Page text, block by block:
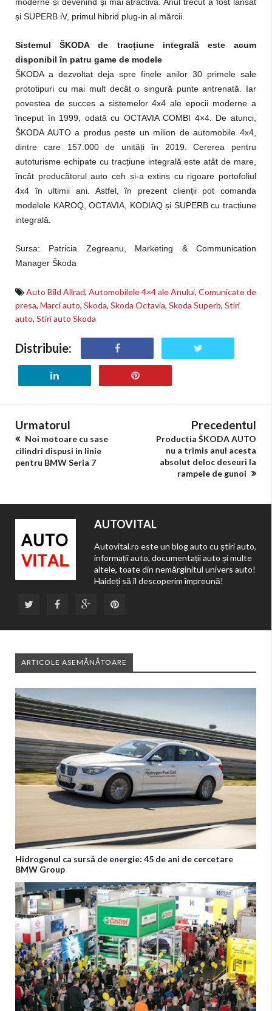
și SUPERB iV, primul hibrid plug-in al mărcii.
Sistemul ŠKODA de tracțiune integrală este acum
disponibil în patru game de modele
ŠKODA a dezvoltat deja spre finele anilor 30 primele sale
prototipuri cu mai mult decât o singură punte antrenată. Iar
povestea de succes a sistemelor 4x4 ale epocii moderne a
început în 1999, odată cu OCTAVIA COMBI 4×4. De atunci,
ŠKODA AUTO a produs peste un milion de automobile 4x4,
dintre care 157.000 de unități în 2019. Cererea pentru
autoturisme echipate cu tracțiune integrală este atât de mare,
încât producătorul auto ceh și-a extins cu rigoare portofoliul
4x4 în ultimii ani. Astfel, în prezent clienții pot comanda
modelele KAROQ, OCTAVIA, KODIAQ și SUPERB cu tracțiune
integrală.
Sursa: Patricia Zegreanu, Marketing & Communication
Manager Škoda
Auto Bild Allrad, Automobilele 4×4 ale Anului, Comunicate de
presa, Marci auto, Skoda, Skoda Octavia, Skoda Superb, Stiri
auto, Stiri auto Skoda
Distribuie:
Urmatorul
Noi motoare cu sase
cilindri dispusi in linie
pentru BMW Seria 7
Precedentul
Productia ŠKODA AUTO
nu a trimis anul acesta
absolut deloc deseuri la
rampele de gunoi
AUTOVITAL
Autovital.ro este un blog auto cu știri auto,
informații auto, documentații auto și multe
altele, toate din nemărginitul univers auto!
Haideți să îl descoperim împreună!
ARTICOLE ASEMĂNĂTOARE
Hidrogenul ca sursă de energie: 45 de ani de cercetare
BMW Group